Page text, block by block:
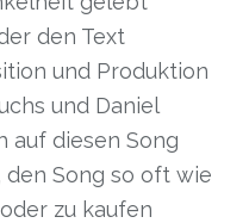
den Text
und Produktion
und Daniel
auf diesen Song
den Song so oft wie
zu kaufen